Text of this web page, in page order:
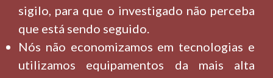
sigilo, para que o investigado não perceba
que está sendo seguido.
Nós não economizamos em tecnologias e
utilizamos equipamentos da mais alta